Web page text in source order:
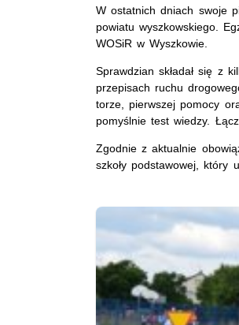
W ostatnich dniach swoje
powiatu wyszkowskiego.
WOSiR w Wyszkowie.
Sprawdzian składał się z
przepisach ruchu
torze, pierwszej pomocy
pomyślnie test wiedzy.
Zgodnie z aktualnie
szkoły podstawowej, który